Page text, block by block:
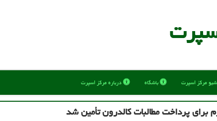
مركز اسپرت باشگاه درباره مركز اسپرت
برای پرداخت مطالبات کالدرون تأمین شد